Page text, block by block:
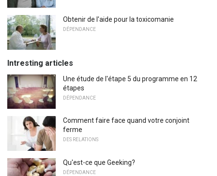
Obtenir de l'aide pour la toxicomanie
DÉPENDANCE
Intresting articles
Une étude de l'étape 5 du programme en 12
étapes
DÉPENDANCE
Comment faire face quand votre conjoint
ferme
DES RELATIONS
Qu'est-ce que Geeking?
DÉPENDANCE